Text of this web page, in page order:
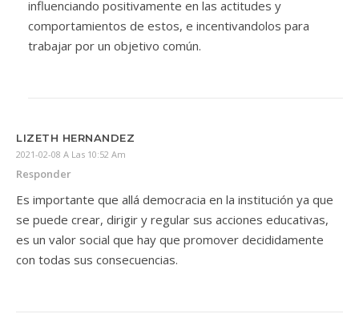
influenciando positivamente en las actitudes y
comportamientos de estos, e incentivandolos para
trabajar por un objetivo común.
LIZETH HERNANDEZ
2021-02-08 A Las 10:52 Am
Responder
Es importante que allá democracia en la institución ya que
se puede crear, dirigir y regular sus acciones educativas,
es un valor social que hay que promover decididamente
con todas sus consecuencias.